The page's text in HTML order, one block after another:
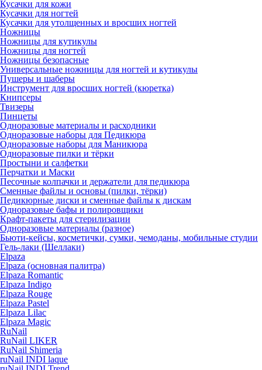
Кусачки для кожи
Кусачки для ногтей
Кусачки для утолщенных и вросших ногтей
Ножницы
Ножницы для кутикулы
Ножницы для ногтей
Ножницы безопасные
Универсальные ножницы для ногтей и кутикулы
Пушеры и шаберы
Инструмент для вросших ногтей (кюретка)
Книпсеры
Твизеры
Пинцеты
Одноразовые материалы и расходники
Одноразовые наборы для Педикюра
Одноразовые наборы для Маникюра
Одноразовые пилки и тёрки
Простыни и салфетки
Перчатки и Маски
Песочные колпачки и держатели для педикюра
Cменные файлы и основы (пилки, тёрки)
Педикюрные диски и сменные файлы к дискам
Одноразовые бафы и полировщики
Крафт-пакеты для стерилизации
Одноразовые материалы (разное)
Бьюти-кейсы, косметички, сумки, чемоданы, мобильные студии
Гель-лаки (Шеллаки)
Elpaza
Elpaza (основная палитра)
Elpaza Romantic
Elpaza Indigo
Elpaza Rouge
Elpaza Pastel
Elpaza Lilac
Elpaza Magic
RuNail
RuNail LIKER
RuNail Shimeria
ruNail INDI laque